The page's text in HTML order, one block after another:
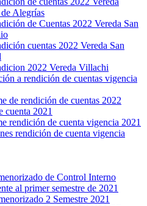
Alegrías
de Cuentas 2022 Vereda San
cuentas 2022 Vereda San
2022 Vereda Villachi
a rendición de cuentas vigencia
de rendición de cuentas 2022
cuenta 2021
rendición de cuenta vigencia 2021
rendición de cuenta vigencia
de Control Interno
al primer semestre de 2021
2 Semestre 2021